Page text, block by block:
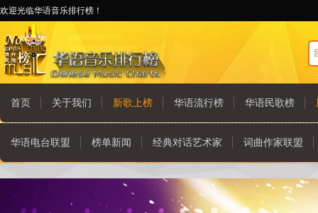
欢迎光临华语音乐排行榜！
首页 关于我们 新歌上榜 华语流行榜 华语民歌榜
华语电台联盟 榜单新闻 经典对话艺术家 词曲作家联盟